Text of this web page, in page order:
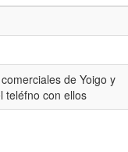
de Yoigo y
teléfno con ellos